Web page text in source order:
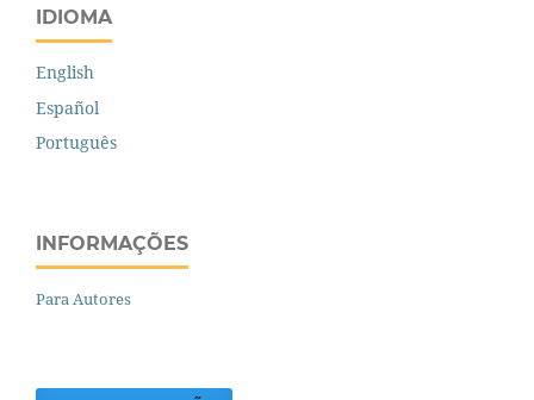
IDIOMA
English
Español
Português
INFORMAÇÕES
Para Autores